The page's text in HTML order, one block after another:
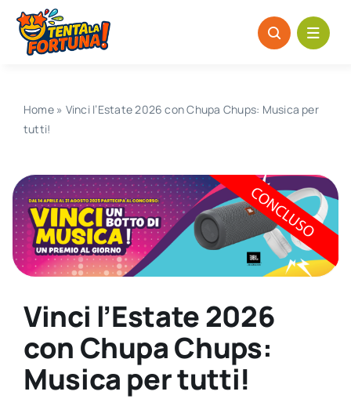
Salta
contenuto
Home» Vinci l’Estate 2026 con Chupa Chups: Musica per
tutti!
Vinci l’Estate 2026
con Chupa Chups:
Musica per tutti!